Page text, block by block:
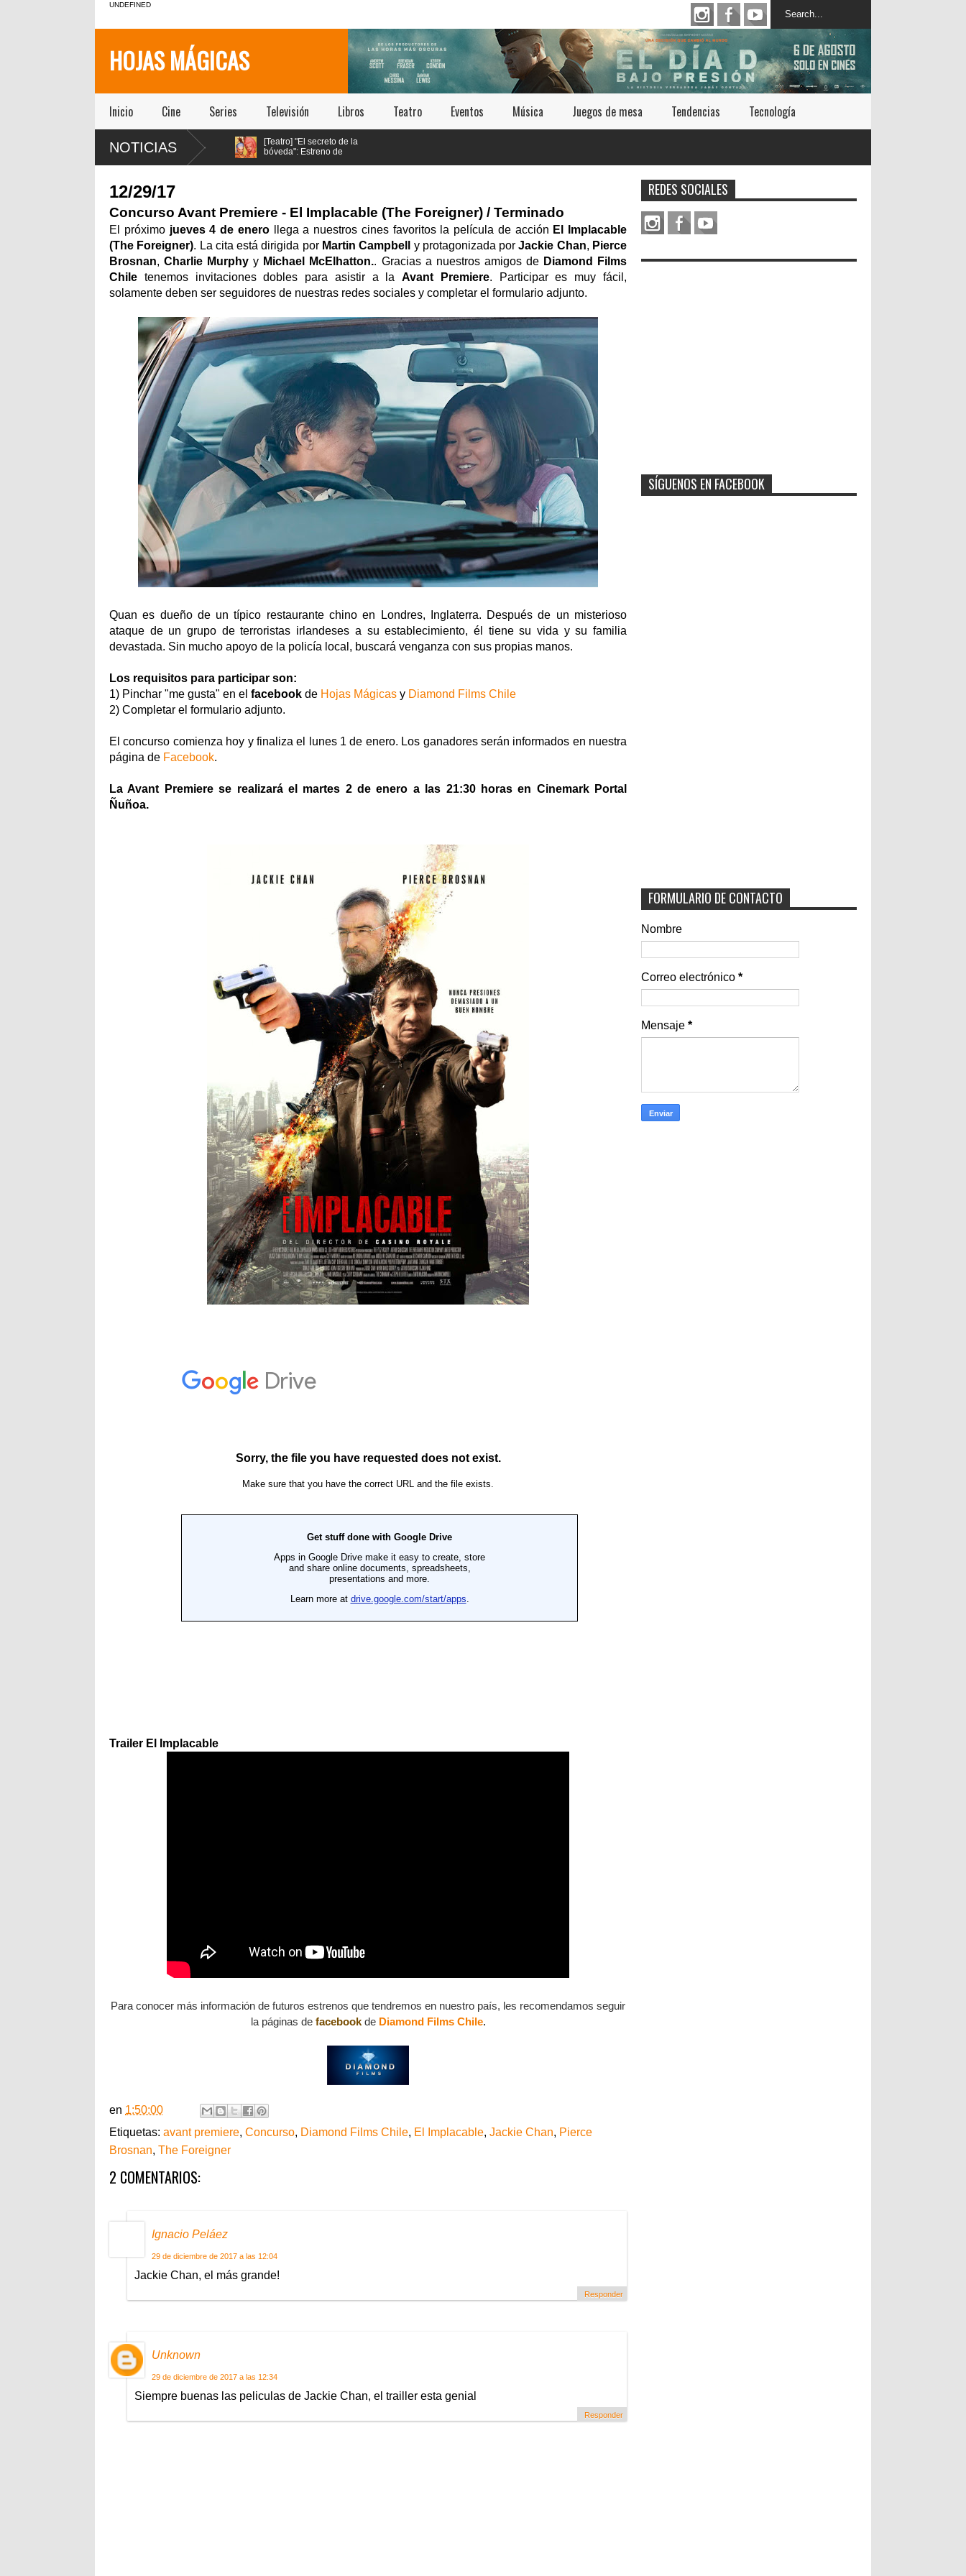
UNDEFINED
HOJAS MÁGICAS
Inicio Cine Series Televisión Libros Teatro Eventos Música Juegos de mesa Tendencias Tecnología
NOTICIAS
[Tendencias] ClaroVTR
incorpora Netflix a sus
[Teatro] "El secreto de la
bóveda": Estreno de
12/29/17
Concurso Avant Premiere - El Implacable (The Foreigner) / Terminado
El próximo jueves 4 de enero llega a nuestros cines favoritos la película de acción El Implacable
(The Foreigner). La cita está dirigida por Martin Campbell y protagonizada porJackie Chan, Pierce
Brosnan, Charlie Murphyy Michael McElhatton.. Gracias a nuestros amigos de Diamond Films
Chile tenemos invitaciones dobles para asistir a laAvant Premiere. Participar es muy fácil,
solamente deben ser seguidores de nuestras redes sociales y completar el formulario adjunto.
Quan es dueño de un típico restaurante chino en Londres, Inglaterra. Después de un misterioso
ataque de un grupo de terroristas irlandeses a su establecimiento, él tiene su vida y su familia
devastada. Sin mucho apoyo de la policía local, buscará venganza con sus propias manos.
Los requisitos para participar son:
1) Pinchar "me gusta" en el facebook de Hojas Mágicas y Diamond Films Chile
2) Completar el formulario adjunto.
El concurso comienza hoy y finaliza el lunes 1 de enero. Los ganadores serán informados en nuestra
página de Facebook.
La Avant Premiere se realizará el martes 2 de enero a las 21:30 horas en Cinemark Portal
Ñuñoa.
Trailer El Implacable
Para conocer más información de futuros estrenos que tendremos en nuestro país, les recomendamos seguir
la páginas de facebook de Diamond Films Chile.
en 1:50:00
Etiquetas: avant premiere, Concurso, Diamond Films Chile, El Implacable, Jackie Chan, Pierce
Brosnan, The Foreigner
2 COMENTARIOS:
Ignacio Peláez
29 de diciembre de 2017 a las 12:04
Jackie Chan, el más grande!
Responder
Unknown
29 de diciembre de 2017 a las 12:34
Siempre buenas las peliculas de Jackie Chan, el trailler esta genial
Responder
REDES SOCIALES
SÍGUENOS EN FACEBOOK
FORMULARIO DE CONTACTO
Nombre
Correo electrónico *
Mensaje *